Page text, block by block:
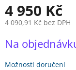
4 950 Kč
4 090,91 Kč bez DPH
cena:
Na
Možnosti doručení